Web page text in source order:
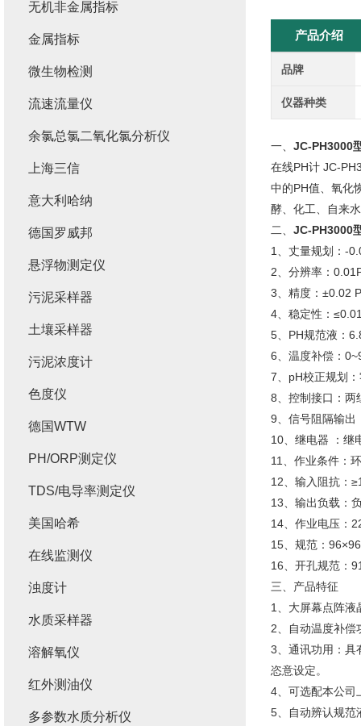
产品介绍
品牌
仪器种类
一、 JC-PH3000
在线PH计 JC-
中的PH值、氧化
酵、化工、自来
二、 JC-PH3000
1、丈量规划：-
2、分辨率：
3、精度：±0.02
4、稳定性：
5、PH规范液：
6、温度补偿：
7、pH校正规划
8、控制接口：两
9、信号阻隔输出
10、继电器 ：继
11、作业条件：
12、输入阻抗：
13、输出负载：
14、作业电压：
15、规范：
16、开孔规范：
三、产品特征
1、大屏幕点阵液
2、自动温度补偿
3、通讯功用：具
恣意设定。
4、可选配本公司
5、自动辨认规范
无机非金属指标
金属指标
微生物检测
流速流量仪
余氯总氯二氧化氯分析仪
上海三信
意大利哈纳
德国罗威邦
悬浮物测定仪
污泥采样器
土壤采样器
污泥浓度计
色度仪
德国WTW
PH/ORP测定仪
TDS/电导率测定仪
美国哈希
在线监测仪
浊度计
水质采样器
溶解氧仪
红外测油仪
多参数水质分析仪